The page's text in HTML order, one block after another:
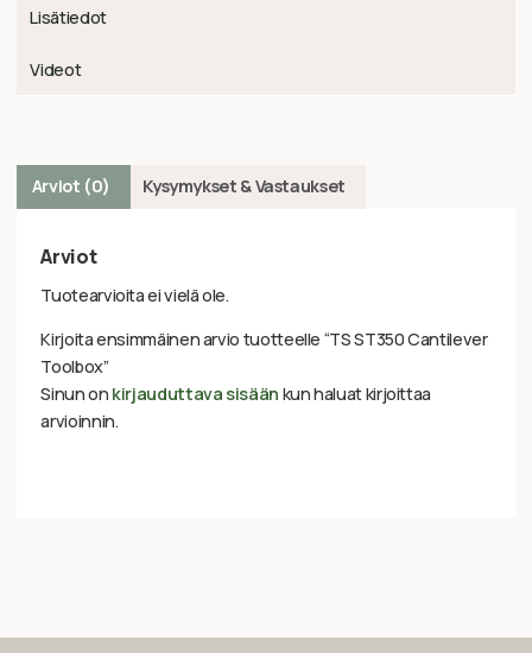
Lisätiedot
Videot
Arviot (0) Kysymykset & Vastaukset
Arviot
Tuotearvioita ei vielä ole.
Kirjoita ensimmäinen arvio tuotteelle “TS ST350 Cantilever
Toolbox”
Sinun on kirjauduttava sisään kun haluat kirjoittaa
arvioinnin.